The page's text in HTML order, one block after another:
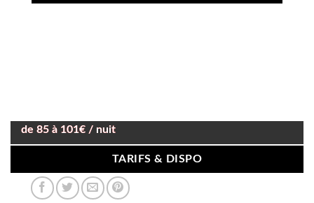
de 85 à 101€ / nuit
TARIFS & DISPO